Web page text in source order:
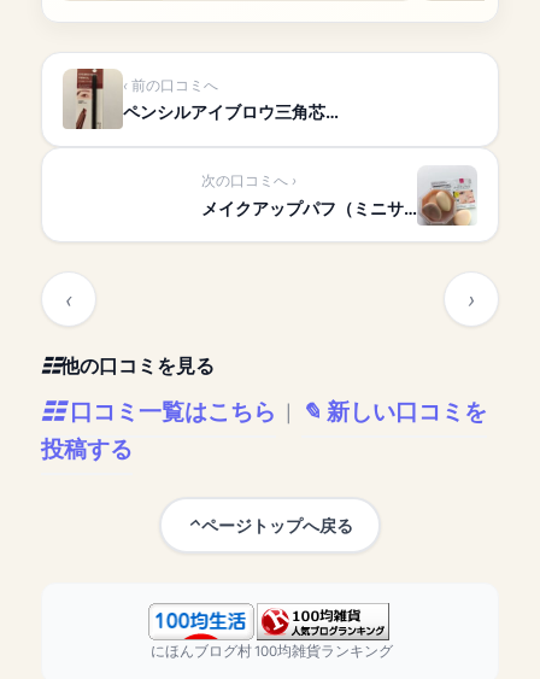
前の口コミへ
ペンシルアイブロウ三角芯…
次の口コミへ
メイクアップパフ（ミニサ…
他の口コミを見る
口コミ一覧はこちら
新しい口コミを
投稿する
ページトップへ戻る
にほんブログ村100均雑貨ランキング